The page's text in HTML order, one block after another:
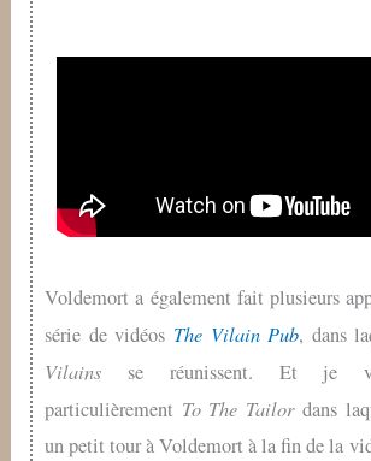
Voldemort a également fait plusieurs
série de vidéos The Vilain Pub, dans
Vilains se réunissent. Et je
particulièrement To The Tailordans
un petit tour à Voldemort à la fin de la